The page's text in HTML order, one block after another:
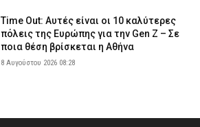
Time Out: Αυτές είναι οι 10 καλύτερες
πόλεις της Ευρώπης για την Gen Z – Σε
ποια θέση βρίσκεται η Αθήνα
8 Αυγούστου 2026 08:28